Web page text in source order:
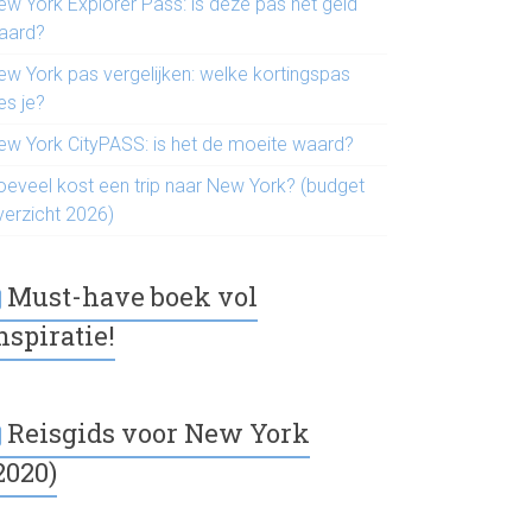
York pas vergelijken: welke kortingspas
je?
York CityPASS: is het de moeite waard?
kost een trip naar New York? (budget
2026)
Must-have boek vol
Reisgids voor New York